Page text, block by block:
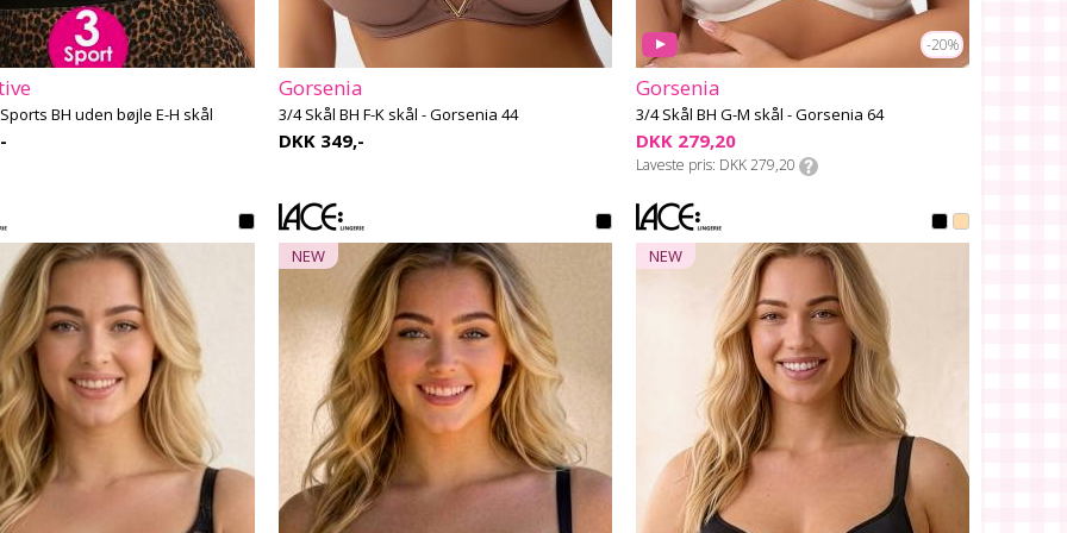
BH uden bøjle E-H skål
Gorsenia
3/4 Skål BH F-K skål - Gorsenia 44
DKK 349,-
-20%
Gorsenia
3/4 Skål BH G-M skål - Gorsenia 64
DKK 279,20
Laveste pris DKK 279,20
NEW NEW